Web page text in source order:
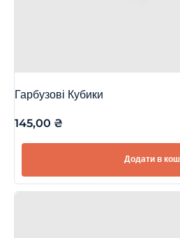
Гарбузові Кубики
145,00 ₴
Додати в